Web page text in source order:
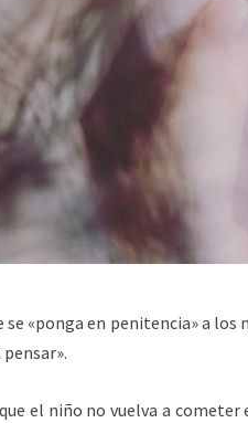
se «ponga en penitencia» a
el niño no vuelva a